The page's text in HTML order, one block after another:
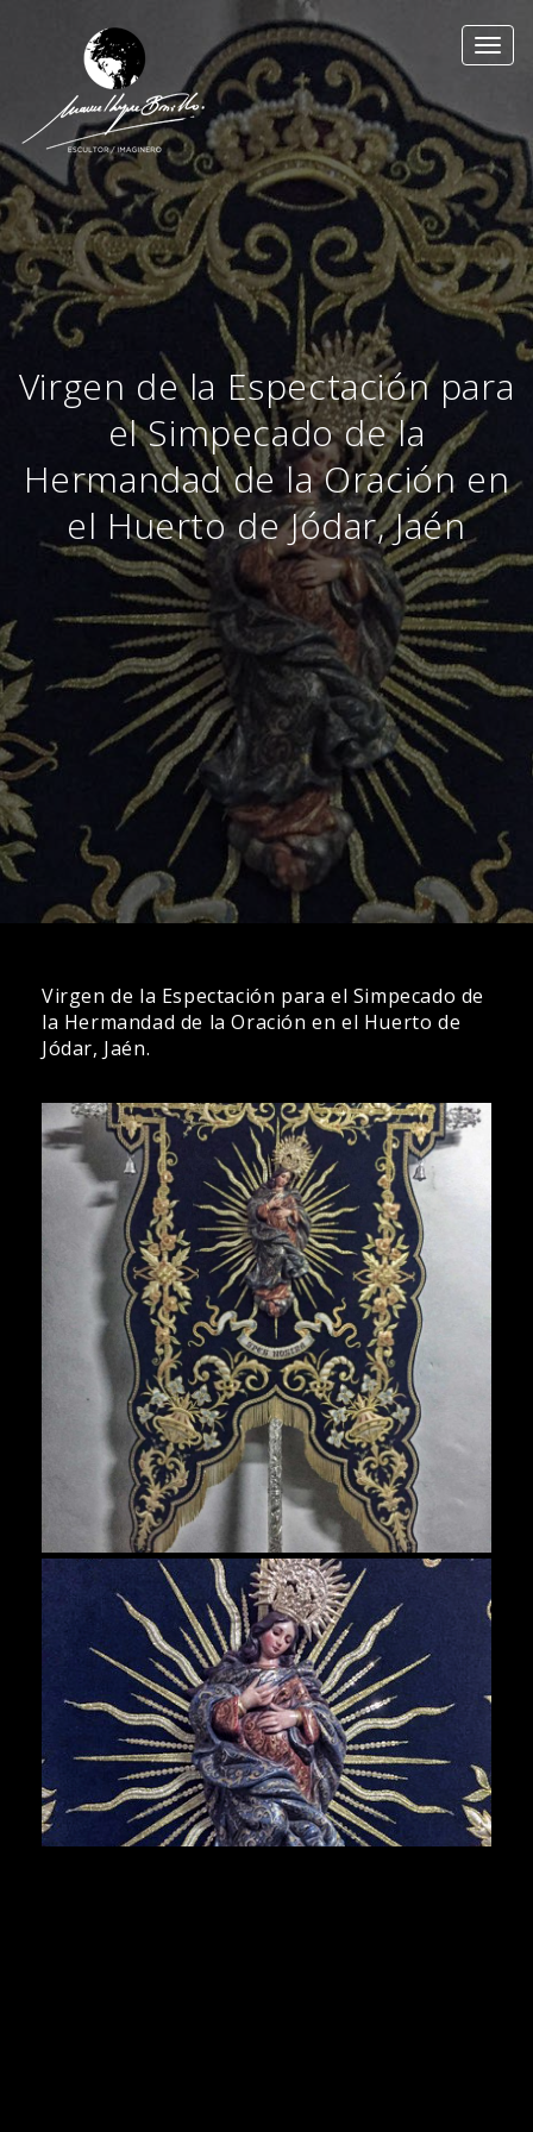
Virgen de la Espectación para
el Simpecado de la
Hermandad de la Oración en
el Huerto de Jódar, Jaén
Virgen de la Espectación para el Simpecado de
la Hermandad de la Oración en el Huerto de
Jódar, Jaén.